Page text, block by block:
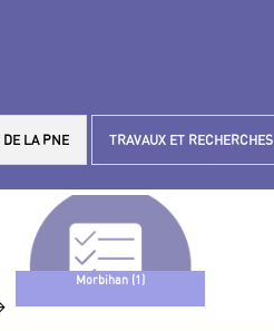
DE LA PNE TRAVAUX ET
Morbihan (1)